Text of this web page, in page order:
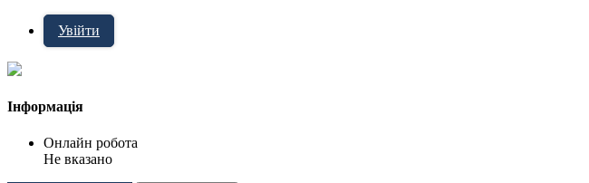
Увійти
Інформація
Онлайн робота
Не вказано